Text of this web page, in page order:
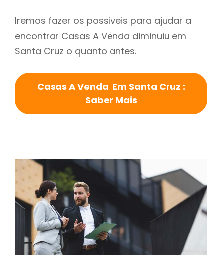
Iremos fazer os possiveis para ajudar a
encontrar Casas A Venda diminuiu em
Santa Cruz o quanto antes.
Casas A Venda Em Santa Cruz :
Saber Mais